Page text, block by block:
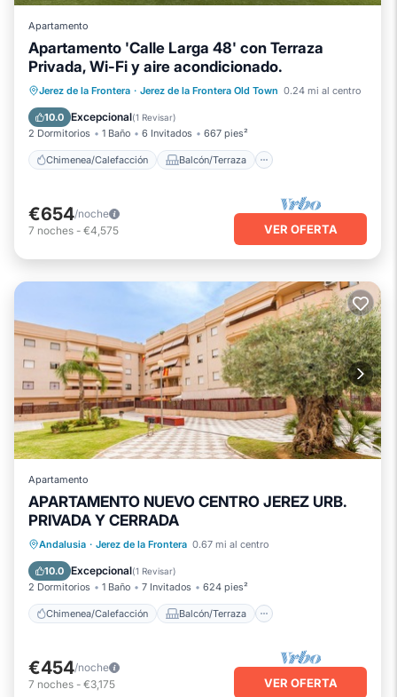
Apartamento
Apartamento 'Calle Larga 48' con Terraza
Privada, Wi-Fi y aire acondicionado.
Jerez de la Frontera · Jerez de la Frontera Old Town 0.24 mi al centro
10.0 Excepcional(1 Revisar)
2 Dormitorios 1 Baño 6 Invitados 667 pies²
Chimenea/Calefacción Balcón/Terraza
Chimenea/Calefacción
Balcón/Terraza
Cocina
Aire acondicionado
€654/noche
7 noches - €4,575 VER OFERTA
Apartamento
APARTAMENTO NUEVO CENTRO JEREZ URB.
PRIVADA Y CERRADA
Andalusia · Jerez de la Frontera 0.67 mi al centro
10.0 Excepcional(1 Revisar)
2 Dormitorios 1 Baño 7 Invitados 624 pies²
Chimenea/Calefacción Balcón/Terraza
Chimenea/Calefacción
Balcón/Terraza
Se admiten mascotas
€454/noche
7 noches - €3,175 VER OFERTA